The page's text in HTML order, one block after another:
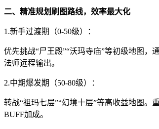
二、精准规划刷图路线，效率最大化
1.新手过渡期（0-50级）：
优先挑战“尸王殿”“沃玛寺庙”等初级地图，
法师远程输出。
2.中期爆发期（50-80级）：
转战“祖玛七层”“幻境十层”等高收益地图
BUFF加成。